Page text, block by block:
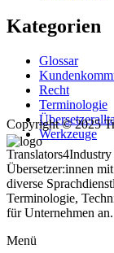
Kategorien
Glossar
Recht
Terminologie
Werkzeuge
Copyright © 2025
Übersetzer:innen
diverse
Terminologie,
für Unternehmen an.
Menü